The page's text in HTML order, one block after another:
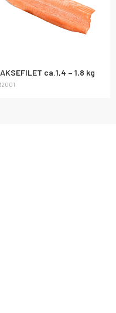
ca.1,4 – 1,8 kg